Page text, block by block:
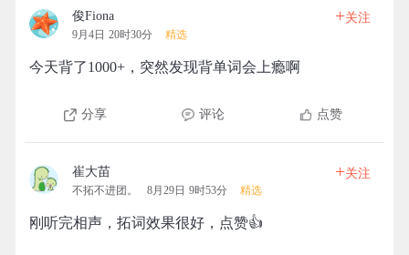
俊Fiona
9月4日 20时30分 精选
+关注
今天背了1000+，突然发现背单词会上瘾啊
分享 评论 点赞
崔大苗
不拓不进团。 8月29日 9时53分 精选
+关注
刚听完相声，拓词效果很好，点赞👍